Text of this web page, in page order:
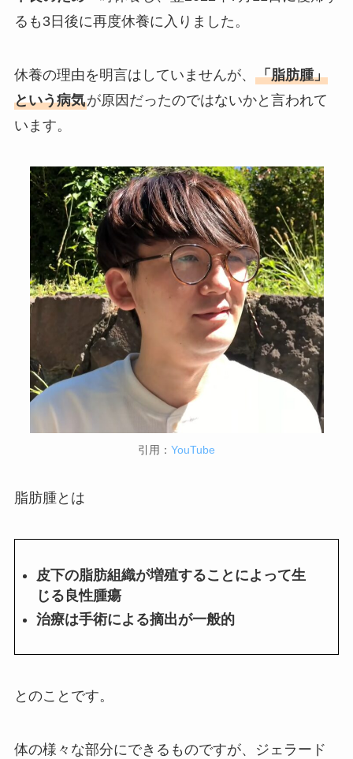
るも3日後に再度休養に入りました。
休養の理由を明言はしていませんが、 「脂肪腫」
という病気が原因だったのではないかと言われて
います。
引用： YouTube
脂肪腫とは
皮下の脂肪組織が増殖することによって生
じる良性腫瘍
治療は手術による摘出が一般的
とのことです。
体の様々な部分にできるものですが、ジェラード